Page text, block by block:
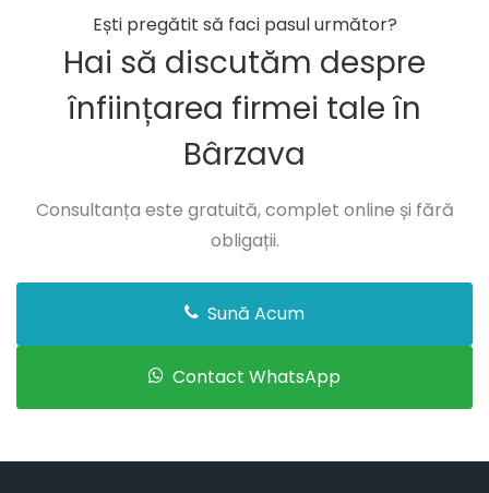
Ești pregătit să faci pasul următor?
Hai să discutăm despre
înființarea firmei tale în
Bârzava
Consultanța este gratuită, complet online și fără
obligații.
Sună Acum
Contact WhatsApp